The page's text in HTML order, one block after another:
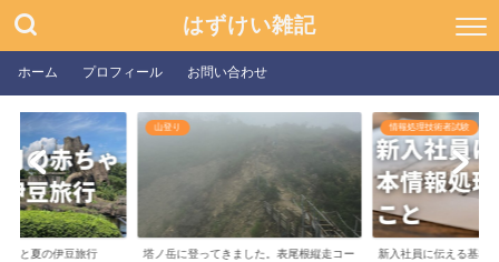
はずけい雑記
ホーム プロフィール お問い合わせ
んと夏の伊豆旅行
山登り
塔ノ岳に登ってきました。表尾根縦走コー
情報処理技術者試験
新入社員に伝える基本